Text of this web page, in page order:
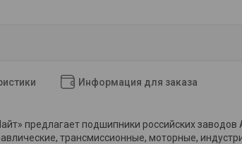
Информация для заказа
предлагает подшипники российских заводов
трансмиссионные, моторные,